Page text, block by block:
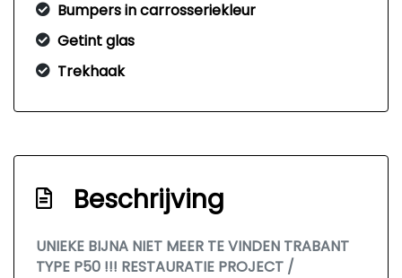
Bumpers in carrosseriekleur
Getint glas
Trekhaak
Beschrijving
UNIEKE BIJNA NIET MEER TE VINDEN TRABANT
TYPE P50 !!! RESTAURATIE PROJECT /